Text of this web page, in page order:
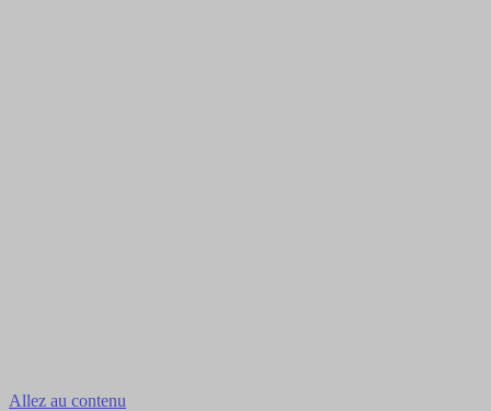
Allez au contenu